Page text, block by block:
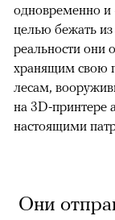
одновременно и
целью бежать
реальности они
хранящим свою
лесам,
на 3D-принтере
настоящими
Они